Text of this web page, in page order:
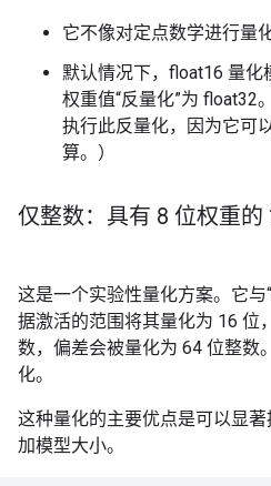
它不像对定点数学进行量
默认情况下，float16 量化
权重值“反量化”为 float32
执行此反量化，因为它可
算。）
仅整数：具有 8 位权重的
这是一个实验性量化方案。它与
据激活的范围将其量化为 16 位
数，偏差会被量化为 64 位整数
化。
这种量化的主要优点是可以显
加模型大小。